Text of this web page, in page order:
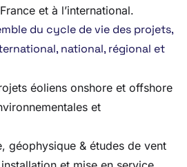
et à l’international.
du cycle de vie des projets,
national, régional et
éoliens onshore et offshore
et
géophysique & études de vent